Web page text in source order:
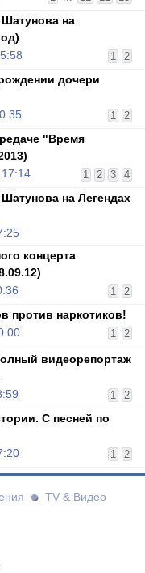
на
1 2
дочери
1 2
"Время
1 2 3 4
на Легендах
концерта
1 2
против наркотиков!
1 2
видеорепортаж
1 2
С песней по
1 2
TV & Видео